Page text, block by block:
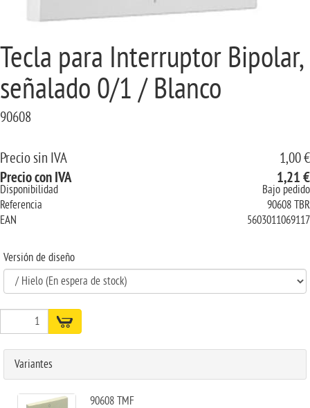
Tecla para Interruptor Bipolar,
señalado 0/1 / Blanco
90608
Precio sin IVA 1,00 €
Precio con IVA 1,21 €
Disponibilidad
Bajo pedido
Referencia
90608 TBR
EAN
5603011069117
Versión de diseño
Variantes
90608 TMF